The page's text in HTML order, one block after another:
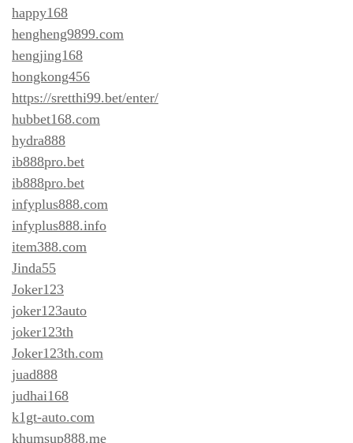
happy168
hengheng9899.com
hengjing168
hongkong456
https://sretthi99.bet/enter/
hubbet168.com
hydra888
ib888pro.bet
ib888pro.bet
infyplus888.com
infyplus888.info
item388.com
Jinda55
Joker123
joker123auto
joker123th
Joker123th.com
juad888
judhai168
k1gt-auto.com
khumsup888.me